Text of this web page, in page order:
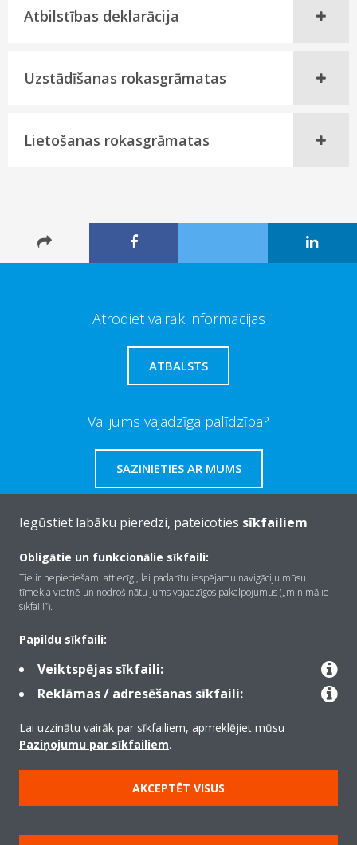
Atbilstības deklarācija
Uzstādīšanas rokasgrāmatas
Lietošanas rokasgrāmatas
Atrodiet vairāk informācijas
ATBALSTS
Vai jums vajadzīga palīdzība?
SAZINIETIES AR MUMS
Par Daikin
Produkti
Copyright © Daikin
Juridiskais paziņojums
Informācija par sīkfailiem
Iegūstiet labāku pieredzi, pateicoties sīkfailiem
Obligātie un funkcionālie sīkfaili:
Tie ir nepieciešami attiecīgi, lai padarītu iespējamu navigāciju mūsu
tīmekļa vietnē un nodrošinātu jums vajadzīgos pakalpojumus („minimālie
sīkfaili”).
Papildu sīkfaili:
Veiktspējas sīkfaili:
Reklāmas / adresēšanas sīkfaili:
Lai uzzinātu vairāk par sīkfailiem, apmeklējiet mūsu
Paziņojumu par sīkfailiem.
AKCEPTĒT VISUS